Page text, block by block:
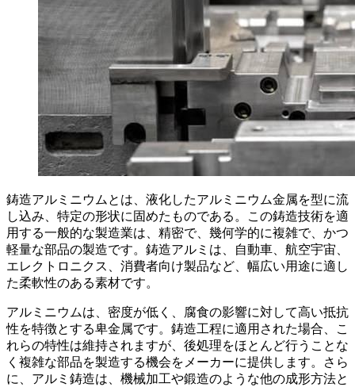
鋳造アルミニウムとは、液化したアルミニウム金属を型に流
し込み、特定の形状に固めたものである。この鋳造技術を適
用する一般的な製造業は、精密で、幾何学的に複雑で、かつ
軽量な部品の製造です。鋳造アルミは、自動車、航空宇宙、
エレクトロニクス、消費者向け製品など、幅広い用途に適し
た柔軟性のある素材です。
アルミニウムは、密度が低く、腐食の影響に対して高い抵抗
性を特徴とする卑金属です。鋳造工程に適用された場合、こ
れらの特性は維持されますが、後処理をほとんど行うことな
く複雑な部品を製造する機会をメーカーに提供します。さら
に、アルミ鋳造は、機械加工や鍛造のような他の成形方法と